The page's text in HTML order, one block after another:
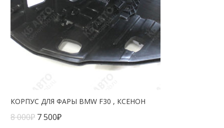
КОРПУС ДЛЯ ФАРЫ BMW F30 , КСЕНОН
8 000₽ 7 500₽